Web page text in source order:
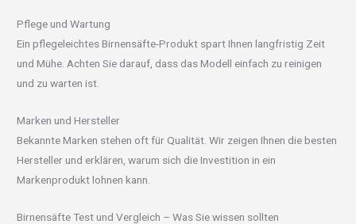
Pflege und Wartung
Ein pflegeleichtes Birnensäfte-Produkt spart Ihnen langfristig Zeit
und Mühe. Achten Sie darauf, dass das Modell einfach zu reinigen
und zu warten ist.
Marken und Hersteller
Bekannte Marken stehen oft für Qualität. Wir zeigen Ihnen die besten
Hersteller und erklären, warum sich die Investition in ein
Markenprodukt lohnen kann.
Birnensäfte Test und Vergleich – Was Sie wissen sollten